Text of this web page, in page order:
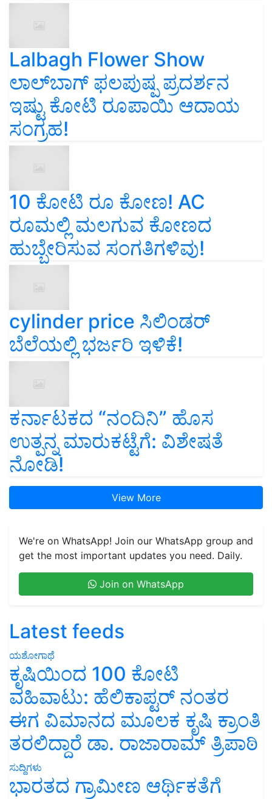
Lalbagh Flower Show
ಲಾಲ್‌ಬಾಗ್ ಫಲಪುಷ್ಪ ಪ್ರದರ್ಶನ
ಇಷ್ಟು ಕೋಟಿ ರೂಪಾಯಿ ಆದಾಯ
ಸಂಗ್ರಹ!
10 ಕೋಟಿ ರೂ ಕೋಣ! AC
ರೂಮಲ್ಲಿ ಮಲಗುವ ಕೋಣದ
ಹುಬ್ಬೇರಿಸುವ ಸಂಗತಿಗಳಿವು!
cylinder price ಸಿಲಿಂಡರ್‌
ಬೆಲೆಯಲ್ಲಿ ಭರ್ಜರಿ ಇಳಿಕೆ!
ಕರ್ನಾಟಕದ “ನಂದಿನಿ” ಹೊಸ
ಉತ್ಪನ್ನ ಮಾರುಕಟ್ಟೆಗೆ: ವಿಶೇಷತೆ
ನೋಡಿ!
View More
We're on WhatsApp! Join our WhatsApp group and
get the most important updates you need. Daily.
Join on WhatsApp
Latest feeds
ಯಶೋಗಾಥೆ
ಕೃಷಿಯಿಂದ 100 ಕೋಟಿ
ವಹಿವಾಟು: ಹೆಲಿಕಾಪ್ಟರ್ ನಂತರ
ಈಗ ವಿಮಾನದ ಮೂಲಕ ಕೃಷಿ ಕ್ರಾಂತಿ
ತರಲಿದ್ದಾರೆ ಡಾ. ರಾಜಾರಾಮ್ ತ್ರಿಪಾಠಿ
ಸುದ್ದಿಗಳು
ಭಾರತದ ಗ್ರಾಮೀಣ ಆರ್ಥಿಕತೆಗೆ